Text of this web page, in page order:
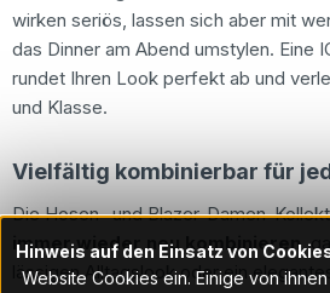
wirken seriös, lassen sich aber mit
das Dinner am Abend umstylen. Eine
rundet Ihren Look perfekt ab und
und Klasse.
Vielfältig kombinierbar für
Die Hosen- und Blazer-Damen-
immer wieder neu kombinieren,
lässigen Alltagslook oder ein
Hinweis auf den Einsatz von
Website Cookies ein. Einige von